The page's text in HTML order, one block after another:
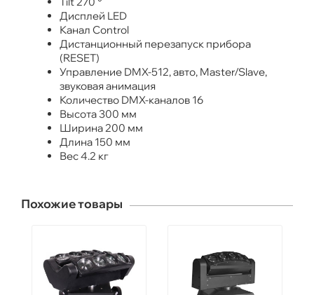
Дисплей LED
Канал Control
Дистанционный перезапуск прибора
(RESET)
Управление DMX-512, авто, Master/Slave,
звуковая анимация
Количество DMX-каналов 16
Высота 300 мм
Ширина 200 мм
Длина 150 мм
Вес 4.2 кг
Похожие товары